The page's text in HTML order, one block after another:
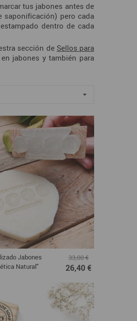
tus jabones antes de
saponificación) pero cada
dentro de cada
sección de Sellos para
jabones y también para

Jabones
Natural"
33,00 €
26,40 €